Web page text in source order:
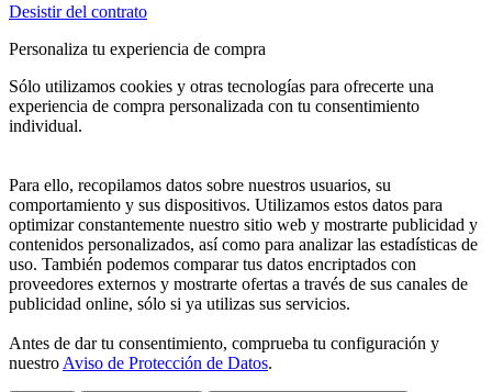
Desistir del contrato
Personaliza tu experiencia de compra
Sólo utilizamos cookies y otras tecnologías para ofrecerte una
experiencia de compra personalizada con tu consentimiento
individual.
Para ello, recopilamos datos sobre nuestros usuarios, su
comportamiento y sus dispositivos. Utilizamos estos datos para
optimizar constantemente nuestro sitio web y mostrarte publicidad y
contenidos personalizados, así como para analizar las estadísticas de
uso. También podemos comparar tus datos encriptados con
proveedores externos y mostrarte ofertas a través de sus canales de
publicidad online, sólo si ya utilizas sus servicios.
Antes de dar tu consentimiento, comprueba tu configuración y
nuestro Aviso de Protección de Datos.